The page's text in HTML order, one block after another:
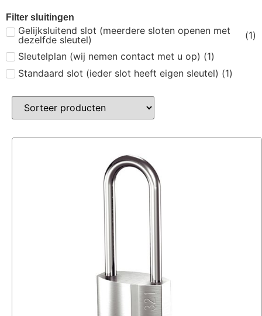
Filter sluitingen
Gelijksluitend slot (meerdere sloten openen met
dezelfde sleutel)
(1)
Sleutelplan (wij nemen contact met u op) (1)
Standaard slot (ieder slot heeft eigen sleutel) (1)